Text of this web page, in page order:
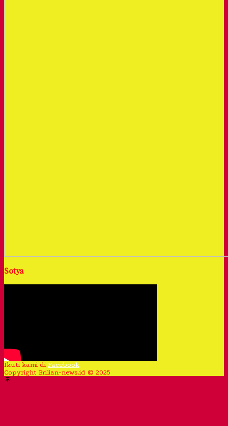
Sotya
Ikuti kami di Facebook
Copyright Brilian-news.id © 2025